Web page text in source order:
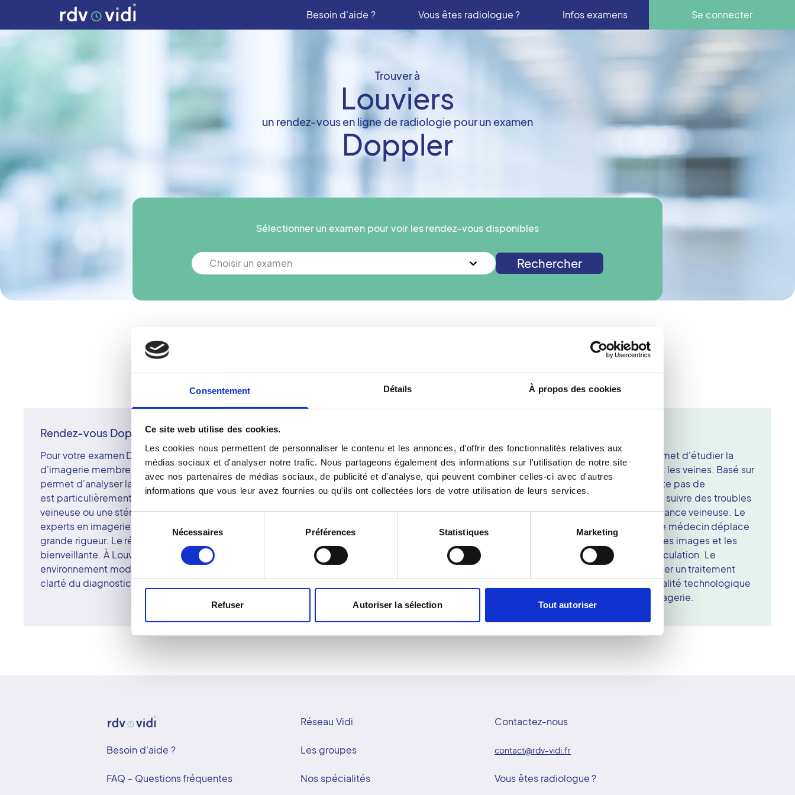
Consentement Détails À propos des cookies
Ce site web utilise des cookies.
Les cookies nous permettent de personnaliser le contenu et les annonces, d'offrir des fonctionnalités relatives aux
médias sociaux et d'analyser notre trafic. Nous partageons également des informations sur l'utilisation de notre site
avec nos partenaires de médias sociaux, de publicité et d'analyse, qui peuvent combiner celles-ci avec d'autres
informations que vous leur avez fournies ou qu'ils ont collectées lors de votre utilisation de leurs services.
consentement
Nécessaires Préférences Statistiques Marketing
Refuser Autoriser la sélection Tout autoriser
Besoin d'aide ? Vous êtes radiologue ? Infos examens Se connecter
Trouver à
Louviers
un rendez-vous en ligne de radiologie pour un examen
Doppler
Sélectionner un examen pour voir les rendez-vous disponibles
Choisir un examen Rechercher
Rendez-vous Doppler à Louviers
Pour votre examen Doppler à Louviers, prenez rendez-vous dans un centre
d'imagerie membre du réseau Vidi. Cet examen, basé sur les ultrasons,
permet d'analyser la circulation sanguine sans douleur ni rayonnement. Il
est particulièrement utile pour détecter une phlébite, une insuffisance
veineuse ou une sténose artérielle. Les radiologues du centre de Louviers,
experts en imagerie vasculaire, interprètent les résultats avec la plus
grande rigueur. Le réseau Vidi allie excellence technique et approche
bienveillante. À Louviers, chaque examen Doppler s'effectue dans un
environnement moderne, professionnel et apaisant, garantissant sécurité et
clarté du diagnostic.
Le Doppler est un examen d'imagerie moderne qui permet d'étudier la
vitesse et la direction du flux sanguin dans les artères et les veines. Basé sur
les ultrasons, il ne comporte aucun risque et ne nécessite pas de
préparation. Cet examen est essentiel pour dépister ou suivre des troubles
circulatoires tels que la thrombose, l'artérite ou l'insuffisance veineuse. Le
patient est allongé, un gel est appliqué sur la peau, et le médecin déplace
une sonde pour visualiser les vaisseaux en temps réel. Les images et les
courbes obtenues permettent une analyse fine de la circulation. Le
Doppler fournit des informations précieuses pour orienter un traitement
adapté. Le réseau Vidi met la précision médicale, la qualité technologique
et l'attention au patient au centre de sa démarche d'imagerie.
Besoin d'aide ?
FAQ - Questions fréquentes
Réseau Vidi
Les groupes
Nos spécialités
Contactez-nous
contact@rdv-vidi.fr
Vous êtes radiologue ?